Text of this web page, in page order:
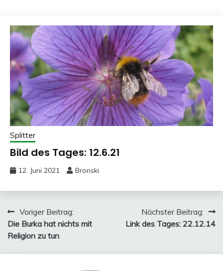
Splitter
Bild des Tages: 12.6.21
12. Juni 2021 Bronski
Beitragsnavigation
Voriger Beitrag:
Die Burka hat nichts mit
Religion zu tun
Nächster Beitrag:
Link des Tages: 22.12.14